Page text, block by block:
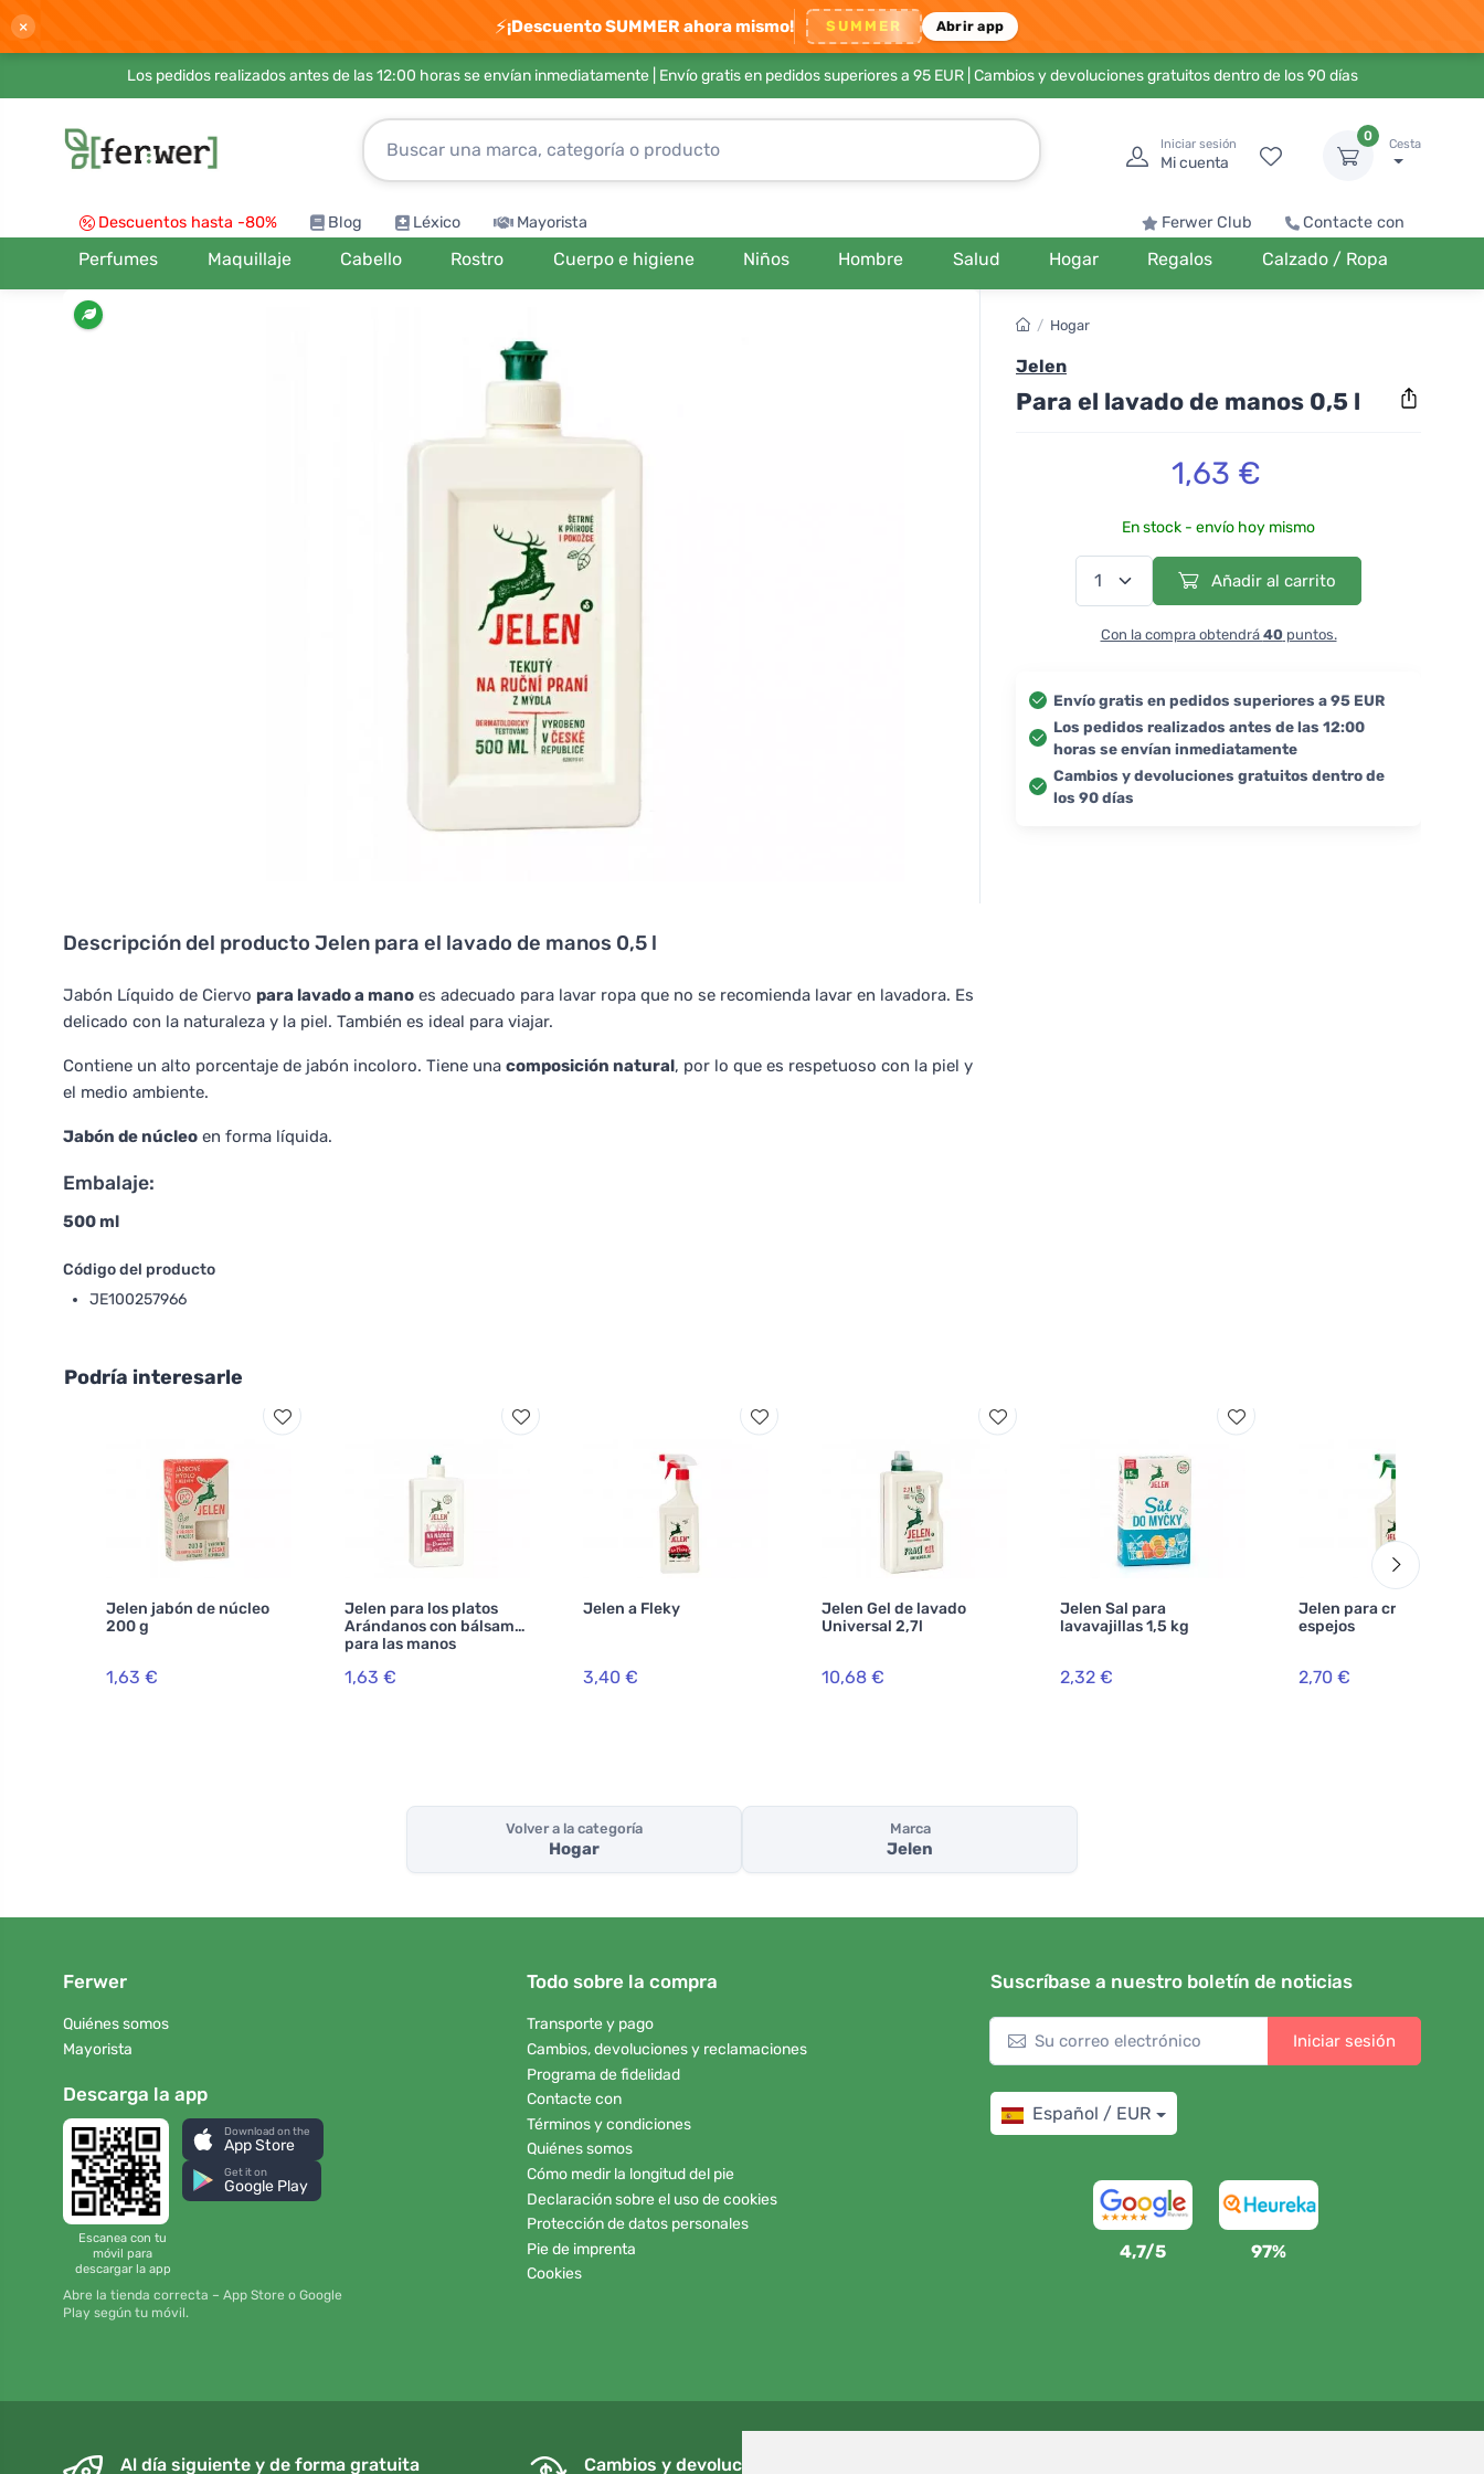
× ⚡¡Descuento SUMMER ahora mismo! SUMMER Abrir app
Los pedidos realizados antes de las 12:00 horas se envían inmediatamente | Envío gratis en pedidos superiores a 95 EUR| Cambios y devoluciones gratuitos dentro de los 90 días
Iniciar sesión
Mi cuenta
0
Cesta
Descuentos hasta -80% Blog Léxico Mayorista Ferwer Club Contacte con
Perfumes Maquillaje Cabello Rostro Cuerpo e higiene Niños Hombre Salud Hogar Regalos Calzado / Ropa
Descripción del producto Jelen para el lavado de manos 0,5 l
Jabón Líquido de Ciervo para lavado a mano es adecuado para lavar ropa que no se recomienda lavar en lavadora. Es
delicado con la naturaleza y la piel. También es ideal para viajar.
Contiene un alto porcentaje de jabón incoloro. Tiene una composición natural, por lo que es respetuoso con la piel y
el medio ambiente.
Jabón de núcleo en forma líquida.
Embalaje:
500 ml
Código del producto
JE100257966
/ Hogar
Jelen
Para el lavado de manos 0,5 l
1,63 €
En stock - envío hoy mismo
Añadir al carrito
Con la compra obtendrá 40puntos.
Envío gratis en pedidos superiores a 95 EUR
Los pedidos realizados antes de las 12:00
horas se envían inmediatamente
Cambios y devoluciones gratuitos dentro de
los 90 días
Podría interesarle
Jelen jabón de núcleo
200 g
1,63 €
Jelen para los platos
Arándanos con bálsamo
para las manos
1,63 €
Jelen a Fleky
3,40 €
Jelen Gel de lavado
Universal 2,7l
10,68 €
Jelen Sal para
lavavajillas 1,5 kg
2,32 €
Jelen para cristales y
espejos
2,70 €
Volver a la categoría
Hogar
Marca
Jelen
Ferwer
Quiénes somos
Mayorista
Descarga la app
Escanea con tu
móvil para
descargar la app
Download on the
App Store
Get it on
Google Play
Abre la tienda correcta – App Store o Google
Play según tu móvil.
Todo sobre la compra
Transporte y pago
Cambios, devoluciones y reclamaciones
Programa de fidelidad
Contacte con
Términos y condiciones
Quiénes somos
Cómo medir la longitud del pie
Declaración sobre el uso de cookies
Protección de datos personales
Pie de imprenta
Cookies
Suscríbase a nuestro boletín de noticias
Iniciar sesión
Español / EUR
4,7/5 97%
Al día siguiente y de forma gratuita Cambios y devoluciones gratuitos